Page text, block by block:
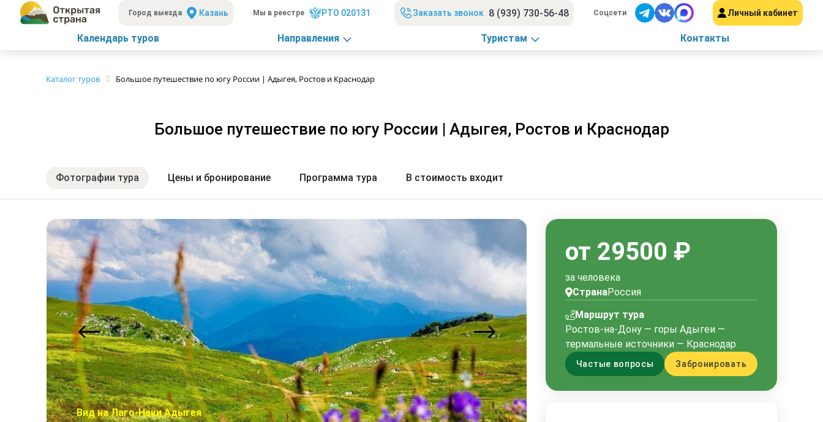
Город выезда Казань Мы в реестре РТО 020131 Заказать звонок 8 (939) 730-56-48 Соцсети Личный кабинет
Календарь туров Направления Туристам Контакты
Каталог туров Большое путешествие по югу России | Адыгея, Ростов и Краснодар
Большое путешествие по югу России | Адыгея, Ростов и Краснодар
Фотографии тура Цены и бронирование Программа тура В стоимость входит
Вид на Лаго-Наки Адыгея
от 29500 ₽
за человека
СтранаРоссия
Маршрут тура
Ростов-на-Дону — горы Адыгеи —
термальные источники — Краснодар
Частые вопросы Забронировать